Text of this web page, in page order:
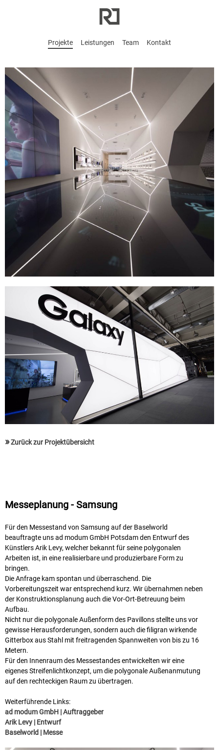
Projekte Leistungen Team Kontakt
»Zurück zur Projektübersicht
Messeplanung - Samsung
Für den Messestand von Samsung auf der Baselworld
beauftragte uns ad modum GmbH Potsdam den Entwurf des
Künstlers Arik Levy, welcher bekannt für seine polygonalen
Arbeiten ist, in eine realisierbare und produzierbare Form zu
bringen.
Die Anfrage kam spontan und überraschend. Die
Vorbereitungszeit war entsprechend kurz. Wir übernahmen neben
der Konstruktionsplanung auch die Vor-Ort-Betreuung beim
Aufbau.
Nicht nur die polygonale Außenform des Pavillons stellte uns vor
gewisse Herausforderungen, sondern auch die filigran wirkende
Gitterbox aus Stahl mit freitragenden Spannweiten von bis zu 16
Metern.
Für den Innenraum des Messestandes entwickelten wir eine
eigenes Streifenlichtkonzept, um die polygonale Außenanmutung
auf den rechteckigen Raum zu übertragen.
Weiterführende Links:
ad modum GmbH | Auftraggeber
Arik Levy | Entwurf
Baselworld | Messe